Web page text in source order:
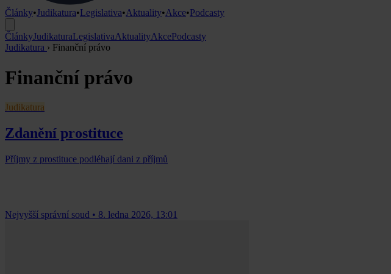
Články•Judikatura•Legislativa•Aktuality•Akce•Podcasty
ČlánkyJudikaturaLegislativaAktualityAkcePodcasty
Judikatura › Finanční právo
Finanční právo
Judikatura
Zdanění prostituce
Příjmy z prostituce podléhají dani z příjmů
Nejvyšší správní soud • 8. ledna 2026, 13:01